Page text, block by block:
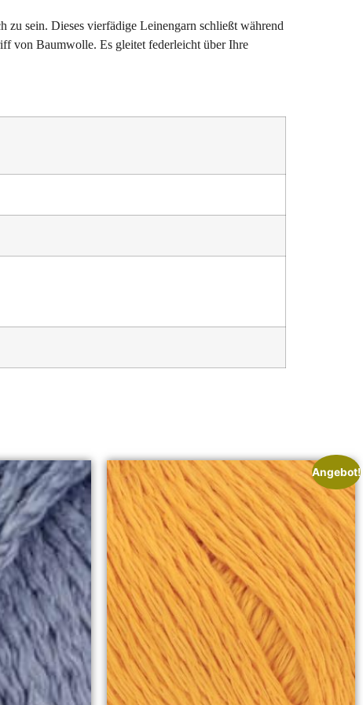
sein. Dieses vierfädige Leinengarn schließt während
von Baumwolle. Es gleitet federleicht über Ihre
Angebot!